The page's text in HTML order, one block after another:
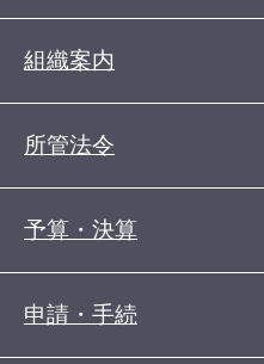
組織案内
所管法令
予算・決算
申請・手続